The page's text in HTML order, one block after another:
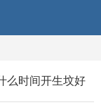
么时间开生坟好